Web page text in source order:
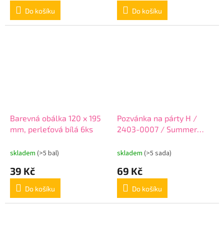
Do košíku Do košíku
Barevná obálka 120 x 195
mm, perleťová bílá 6ks
skladem (>5 bal)
39 Kč
Do košíku
Pozvánka na párty H /
2403-0007 / Summer
skladem (>5 sada)
69 Kč
Do košíku